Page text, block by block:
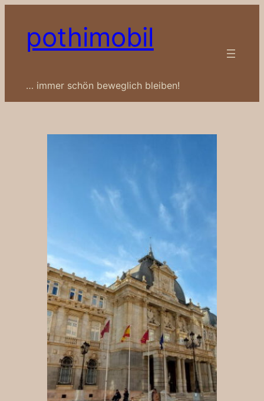
Inhalt
springen
pothimobil
… immer schön beweglich bleiben!